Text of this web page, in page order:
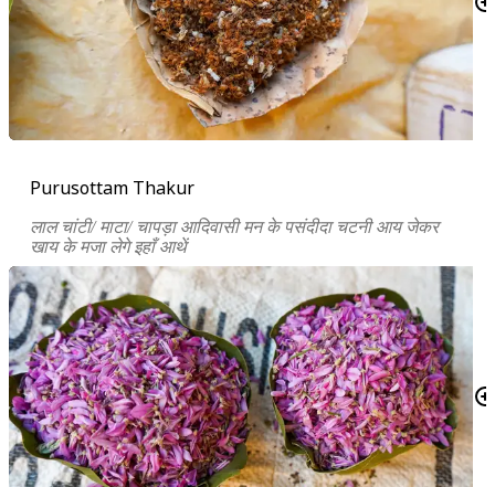
Purusottam Thakur
लाल चांटी/ माटा/ चापड़ा आदिवासी मन के पसंदीदा चटनी आय जेकर
खाय के मजा लेगे इहाँ आथें